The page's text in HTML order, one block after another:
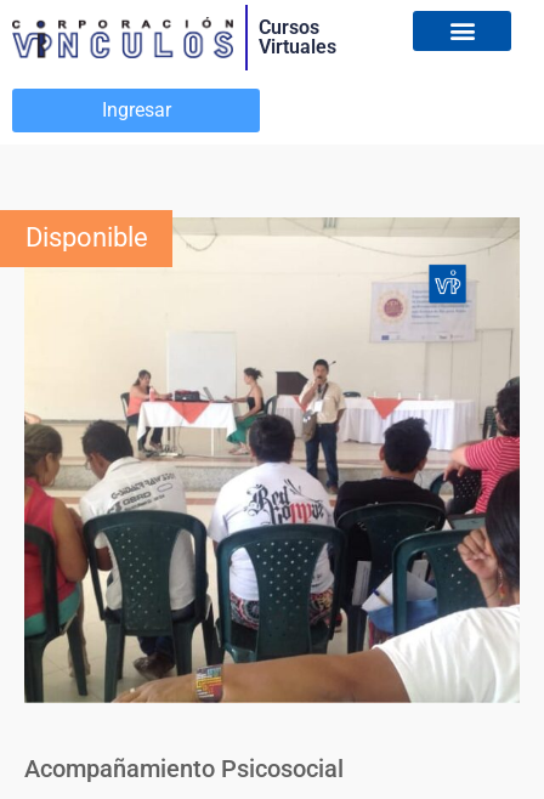
Cursos
Virtuales
Ingresar
Disponible
Acompañamiento Psicosocial